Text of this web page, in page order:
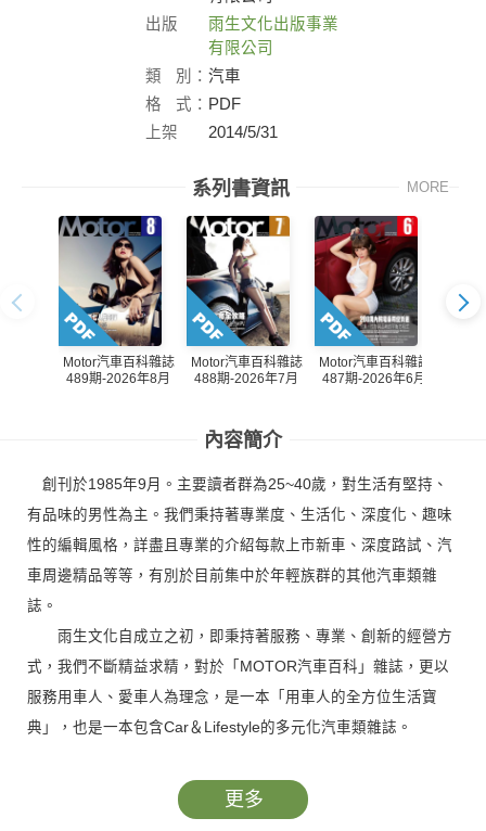
出版
雨生文化出版事業
有限公司
類
別： 汽車
格
式： PDF
上架
2014/5/31
系列書資訊 MORE
Motor汽車百科雜誌
489期-2026年8月
Motor汽車百科雜誌
488期-2026年7月
Motor汽車百科雜誌
487期-2026年6月
內容簡介
創刊於1985年9月。主要讀者群為25~40歲，對生活有堅持、
有品味的男性為主。我們秉持著專業度、生活化、深度化、趣味
性的編輯風格，詳盡且專業的介紹每款上市新車、深度路試、汽
車周邊精品等等，有別於目前集中於年輕族群的其他汽車類雜
誌。
雨生文化自成立之初，即秉持著服務、專業、創新的經營方
式，我們不斷精益求精，對於「MOTOR汽車百科」雜誌，更以
服務用車人、愛車人為理念，是一本「用車人的全方位生活寶
典」，也是一本包含Car＆Lifestyle的多元化汽車類雜誌。
更多